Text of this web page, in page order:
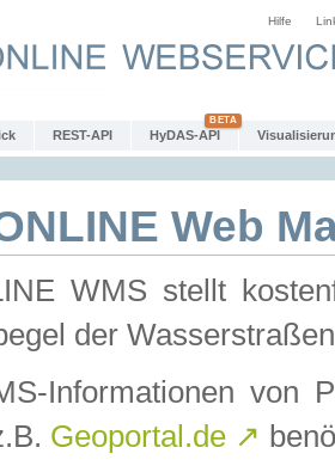
Hilfe
REST-API HyDAS-API
Web
WMS stellt
der
Informationen von
Geoportal.de ↗